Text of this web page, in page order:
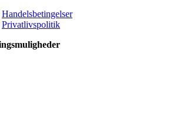
Handelsbetingelser
Privatlivspolitik